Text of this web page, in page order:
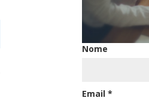
Nome
Email *